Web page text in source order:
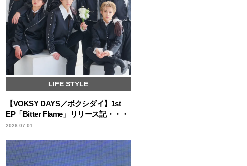
LIFE STYLE
【VOKSY DAYS／ボクシダイ】1st
EP「Bitter Flame」リリース記・・・
2026.07.01